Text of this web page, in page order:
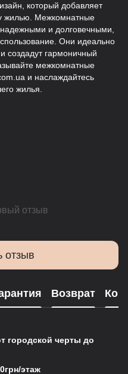
который добавляет
жилью. Межкомнатные
и долговечными,
Они идеально
создадут гармоничный
межкомнатные
и наслаждайтесь
жилья.
отзыв
отзыв
Возврат
городской черты до
этаж